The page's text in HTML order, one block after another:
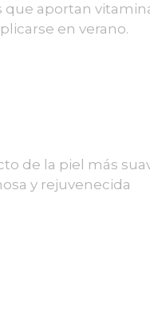
aportan
en verano.
de la piel más
y rejuvenecida